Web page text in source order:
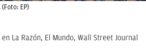
EP)
La Razón, El Mundo, Wall Street Journal